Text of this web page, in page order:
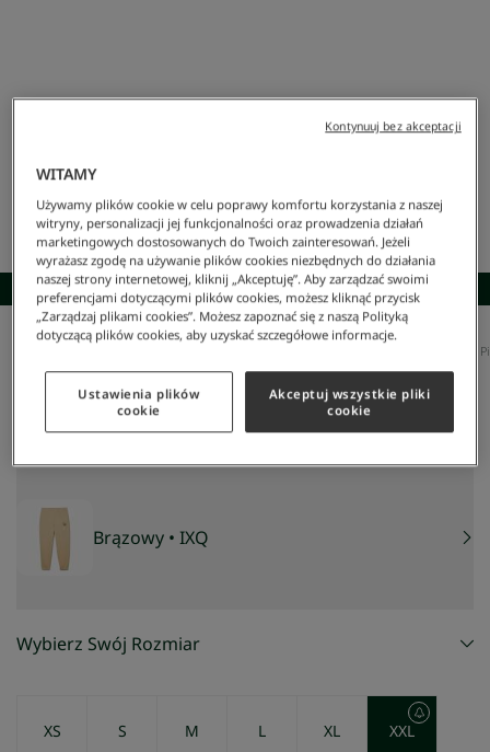
SKOMPLETUJ STYLIZACJĘ
Spodnie Dresowe Jogger Double-Face
Spodnie dresowe jogger double-face piqué
NAJNIŻSZA CENA Z 30 DNI:
Brązowy • IXQ
Wybierz Swój Rozmiar
XS S M L XL XXL
WITAMY
Używamy plików cookie w celu poprawy komfortu korzystania z naszej
witryny, personalizacji jej funkcjonalności oraz prowadzenia działań
marketingowych dostosowanych do Twoich zainteresowań. Jeżeli
wyrażasz zgodę na używanie plików cookies niezbędnych do działania
naszej strony internetowej, kliknij „Akceptuję”. Aby zarządzać swoimi
preferencjami dotyczącymi plików cookies, możesz kliknąć przycisk
„Zarządzaj plikami cookies”. Możesz zapoznać się z naszą Polityką
dotyczącą plików cookies, aby uzyskać szczegółowe informacje.
Ustawienia plików
cookie
Akceptuj wszystkie pliki
cookie
Kontynuuj bez akceptacji